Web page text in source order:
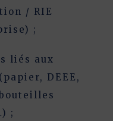
/ RIE
;
liés aux
(papier, DEEE,
;